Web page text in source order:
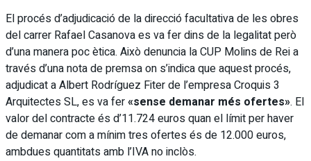
El procés d’adjudicació de la direcció facultativa de les obres
del carrer Rafael Casanova es va fer dins de la legalitat però
d’una manera poc ètica. Això denuncia la CUP Molins de Rei a
través d’una nota de premsa on s’indica que aquest procés,
adjudicat a Albert Rodríguez Fiter de l’empresa Croquis 3
Arquitectes SL, es va fer«sense demanar més ofertes». El
valor del contracte és d’11.724 euros quan el límit per haver
de demanar com a mínim tres ofertes és de 12.000 euros,
ambdues quantitats amb l’IVA no inclòs.